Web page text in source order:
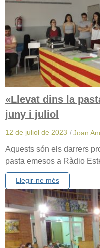
«Llevat dins la
juny i juliol
12 de juliol de 2023 /Joan
Aquests són els darrers
pasta emesos a Ràdio
Llegir-ne més